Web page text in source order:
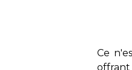
Ce
offrant